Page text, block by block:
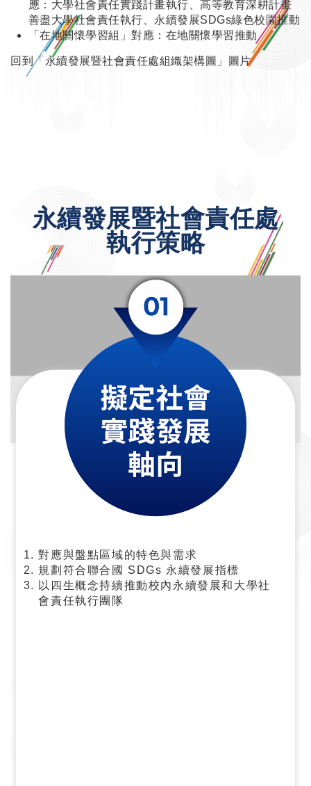
應：大學社會責任實踐計畫執行、高等教育深耕計畫
善盡大學社會責任執行、永續發展SDGs綠色校園推動
「在地關懷學習組」對應：在地關懷學習推動
回到「永續發展暨社會責任處組織架構圖」圖片
永續發展暨社會責任處
執行策略
對應與盤點區域的特色與需求
規劃符合聯合國 SDGs 永續發展指標
以四生概念持續推動校內永續發展和大學社
會責任執行團隊